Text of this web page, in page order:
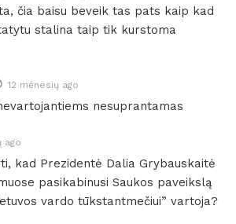
čia baisu beveik tas pats kaip kad
stalina taip tik kurstoma
12 mėnesių ago
nesuprantamas
ago
kad Prezidentė Dalia Grybauskaitė
pasikabinusi Saukos paveikslą
vardo tūkstantmečiui” vartoja?